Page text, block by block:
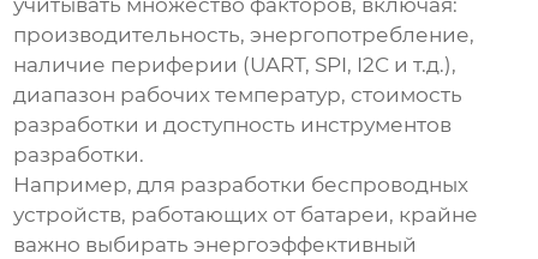
учитывать множество факторов, включая:
производительность, энергопотребление,
наличие периферии (UART, SPI, I2C и т.д.),
диапазон рабочих температур, стоимость
разработки и доступность инструментов
разработки.
Например, для разработки беспроводных
устройств, работающих от батареи, крайне
важно выбирать энергоэффективный